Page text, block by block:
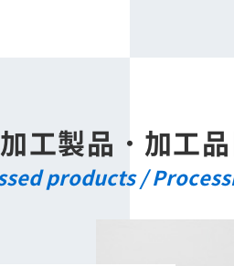
加工製品・加工品